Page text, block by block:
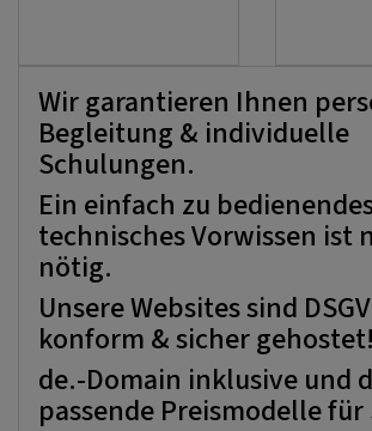
Wir garantieren Ihnen
Begleitung & individuelle
Schulungen.
Ein einfach zu
technisches Vorwissen ist
nötig.
Unsere Websites sind
konform & sicher gehostet!
de.-Domain inklusive und
passende Preismodelle für